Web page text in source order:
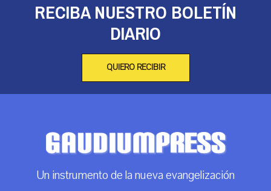
RECIBA NUESTRO BOLETÍN
DIARIO
QUIERO RECIBIR
Un instrumento de la nueva evangelización